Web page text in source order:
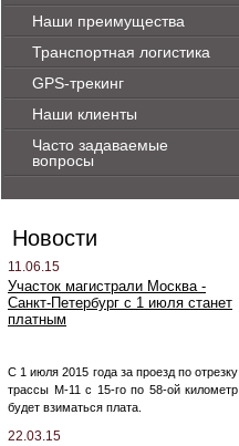
Наши преимущества
Транспортная логистика
GPS-трекинг
Наши клиенты
Часто задаваемые
вопросы
Новости
11.06.15
Участок магистрали Москва -
Санкт-Петербург с 1 июля станет
платным
С 1 июля 2015 года за проезд по отрезку
трассы М-11 с 15-го по 58-ой километр
будет взиматься плата.
22.03.15